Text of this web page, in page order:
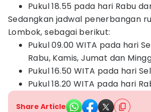
Pukul 18.55 pada hari Rabu
Sedangkan jadwal penerbangan
Lombok, sebagai berikut:
Pukul 09.00 WITA pada hari
Rabu, Kamis, Jumat dan
Pukul 16.50 WITA pada hari
Pukul 18.20 WITA pada hari
Share Article